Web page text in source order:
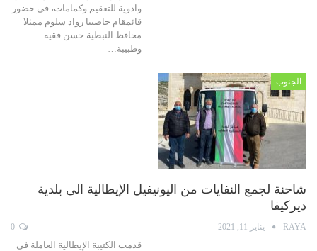
وادوية للتعقيم وكمامات، في حضور
قائمقام حاصبيا رواد سلوم ممثلا
محافظ النبطية حسن فقيه
وطبيبة…
الجنوب
شاحنة لجمع النفايات من اليونيفيل الإيطالية الى بلدية
ديركيفا
RAYA يناير 11, 2021
قدمت الكتيبة الإيطالية العاملة في